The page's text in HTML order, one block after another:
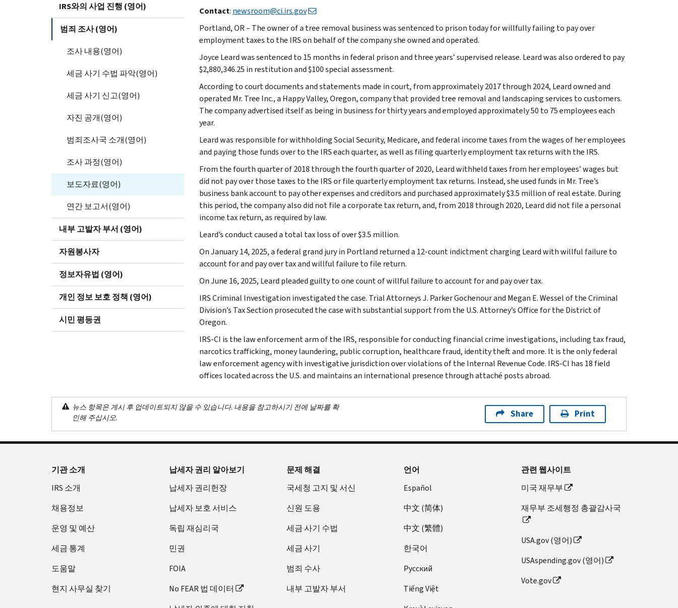
IRS와의 사업 진행 (영어)
범죄 조사 (영어)
조사 내용(영어)
세금 사기 수법 파악(영어)
세금 사기 신고(영어)
자진 공개(영어)
범죄조사국 소개(영어)
조사 과정(영어)
보도자료(영어)
연간 보고서(영어)
내부 고발자 부서 (영어)
자원봉사자
정보자유법 (영어)
개인 정보 보호 정책 (영어)
시민 평등권
Contact: newsroom@ci.irs.gov
Portland, OR – The owner of a tree removal business was sentenced to prison today for willfully failing to pay over
employment taxes to the IRS on behalf of the company she owned and operated.
Joyce Leard was sentenced to 15 months in federal prison and three years’ supervised release. Leard was also ordered to pay
$2,880,346.25 in restitution and $100 special assessment.
According to court documents and statements made in court, from approximately 2017 through 2024, Leard owned and
operated Mr. Tree Inc., a Happy Valley, Oregon, company that provided tree removal and landscaping services to customers.
The company advertised itself as being in business for thirty years and employed approximately 50 to 75 employees each
year.
Leard was responsible for withholding Social Security, Medicare, and federal income taxes from the wages of her employees
and paying those funds over to the IRS each quarter, as well as filing quarterly employment tax returns with the IRS.
From the fourth quarter of 2018 through the fourth quarter of 2020, Leard withheld taxes from her employees’ wages but
did not pay over those taxes to the IRS or file quarterly employment tax returns. Instead, she used funds in Mr. Tree’s
business bank account to pay other expenses and creditors and purchased approximately $3.5 million of real estate. During
this period, the company also did not file a corporate tax return, and, from 2018 through 2020, Leard did not file a personal
income tax return, as required by law.
Leard’s conduct caused a total tax loss of over $3.5 million.
On January 14, 2025, a federal grand jury in Portland returned a 12-count indictment charging Leard with willful failure to
account for and pay over tax and willful failure to file return.
On June 16, 2025, Leard pleaded guilty to one count of willful failure to account for and pay over tax.
IRS Criminal Investigation investigated the case. Trial Attorneys J. Parker Gochenour and Megan E. Wessel of the Criminal
Division’s Tax Section prosecuted the case with substantial support from the U.S. Attorney’s Office for the District of
Oregon.
IRS-CI is the law enforcement arm of the IRS, responsible for conducting financial crime investigations, including tax fraud,
narcotics trafficking, money laundering, public corruption, healthcare fraud, identity theft and more. It is the only federal
law enforcement agency with investigative jurisdiction over violations of the Internal Revenue Code. IRS-CI has 18 field
offices located across the U.S. and maintains an international presence through attaché posts abroad.
뉴스 항목은 게시 후 업데이트되지 않을 수 있습니다. 내용을 참고하시기 전에 날짜를 확
인해 주십시오.
Share Print
기관 소개
IRS 소개
채용정보
운영 및 예산
세금 통계
도움말
현지 사무실 찾기
납세자 권리 알아보기
납세자 권리헌장
납세자 보호 서비스
독립 재심리국
민권
FOIA
No FEAR 법 데이터
문제 해결
국세청 고지 및 서신
신원 도용
세금 사기 수법
세금 사기
범죄 수사
내부 고발자 부서
언어
Español
中文 (简体)
中文 (繁體)
한국어
Pусский
Tiếng Việt
관련 웹사이트
미국 재무부
재무부 조세행정 총괄감사국
USA.gov (영어)
USAspending.gov (영어)
Vote.gov